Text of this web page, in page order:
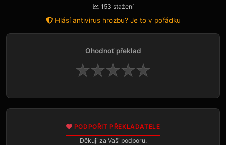
153 stažení
Hlásí antivirus hrozbu? Je to v pořádku
Ohodnoť překlad
★★★★★
PODPOŘIT PŘEKLADATELE
Děkuji za Vaši podporu.